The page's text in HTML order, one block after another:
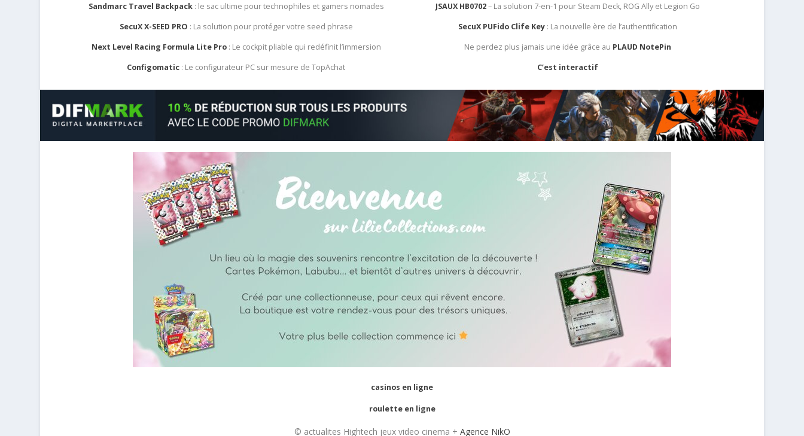
Sandmarc Travel Backpack: le sac ultime pour technophiles et gamers nomades
SecuX X-SEED PRO : La solution pour protéger votre seed phrase
Next Level Racing Formula Lite Pro: Le cockpit pliable qui redéfinit l’immersion
Configomatic : Le configurateur PC sur mesure de TopAchat
JSAUX HB0702– La solution 7-en-1 pour Steam Deck, ROG Ally et Legion Go
SecuX PUFido Clife Key : La nouvelle ère de l’authentification
Ne perdez plus jamais une idée grâce au PLAUD NotePin
C’est interactif
casinos en ligne
roulette en ligne
© actualites Hightech jeux video cinema + Agence NikO